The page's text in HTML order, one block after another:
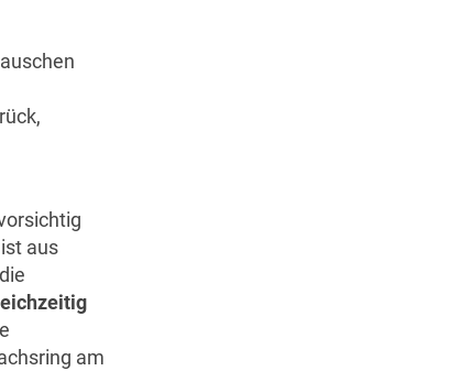
aus
am